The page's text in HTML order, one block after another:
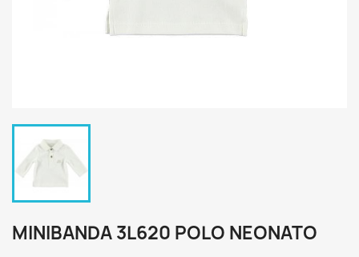
MINIBANDA 3L620 POLO NEONATO